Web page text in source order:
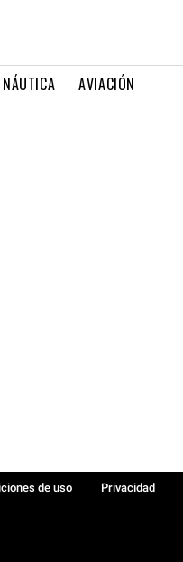
NÁUTICA AVIACIÓN
de uso Privacidad